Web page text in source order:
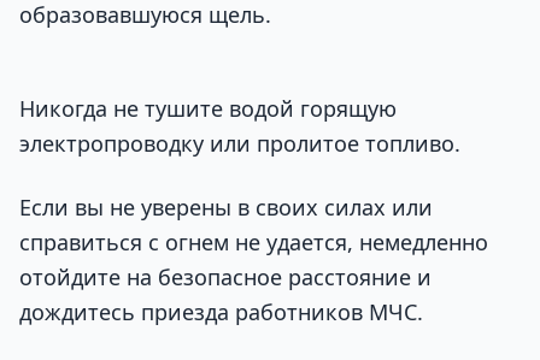
образовавшуюся щель.
Никогда не тушите водой горящую
электропроводку или пролитое топливо.
Если вы не уверены в своих силах или
справиться с огнем не удается, немедленно
отойдите на безопасное расстояние и
дождитесь приезда работников МЧС.